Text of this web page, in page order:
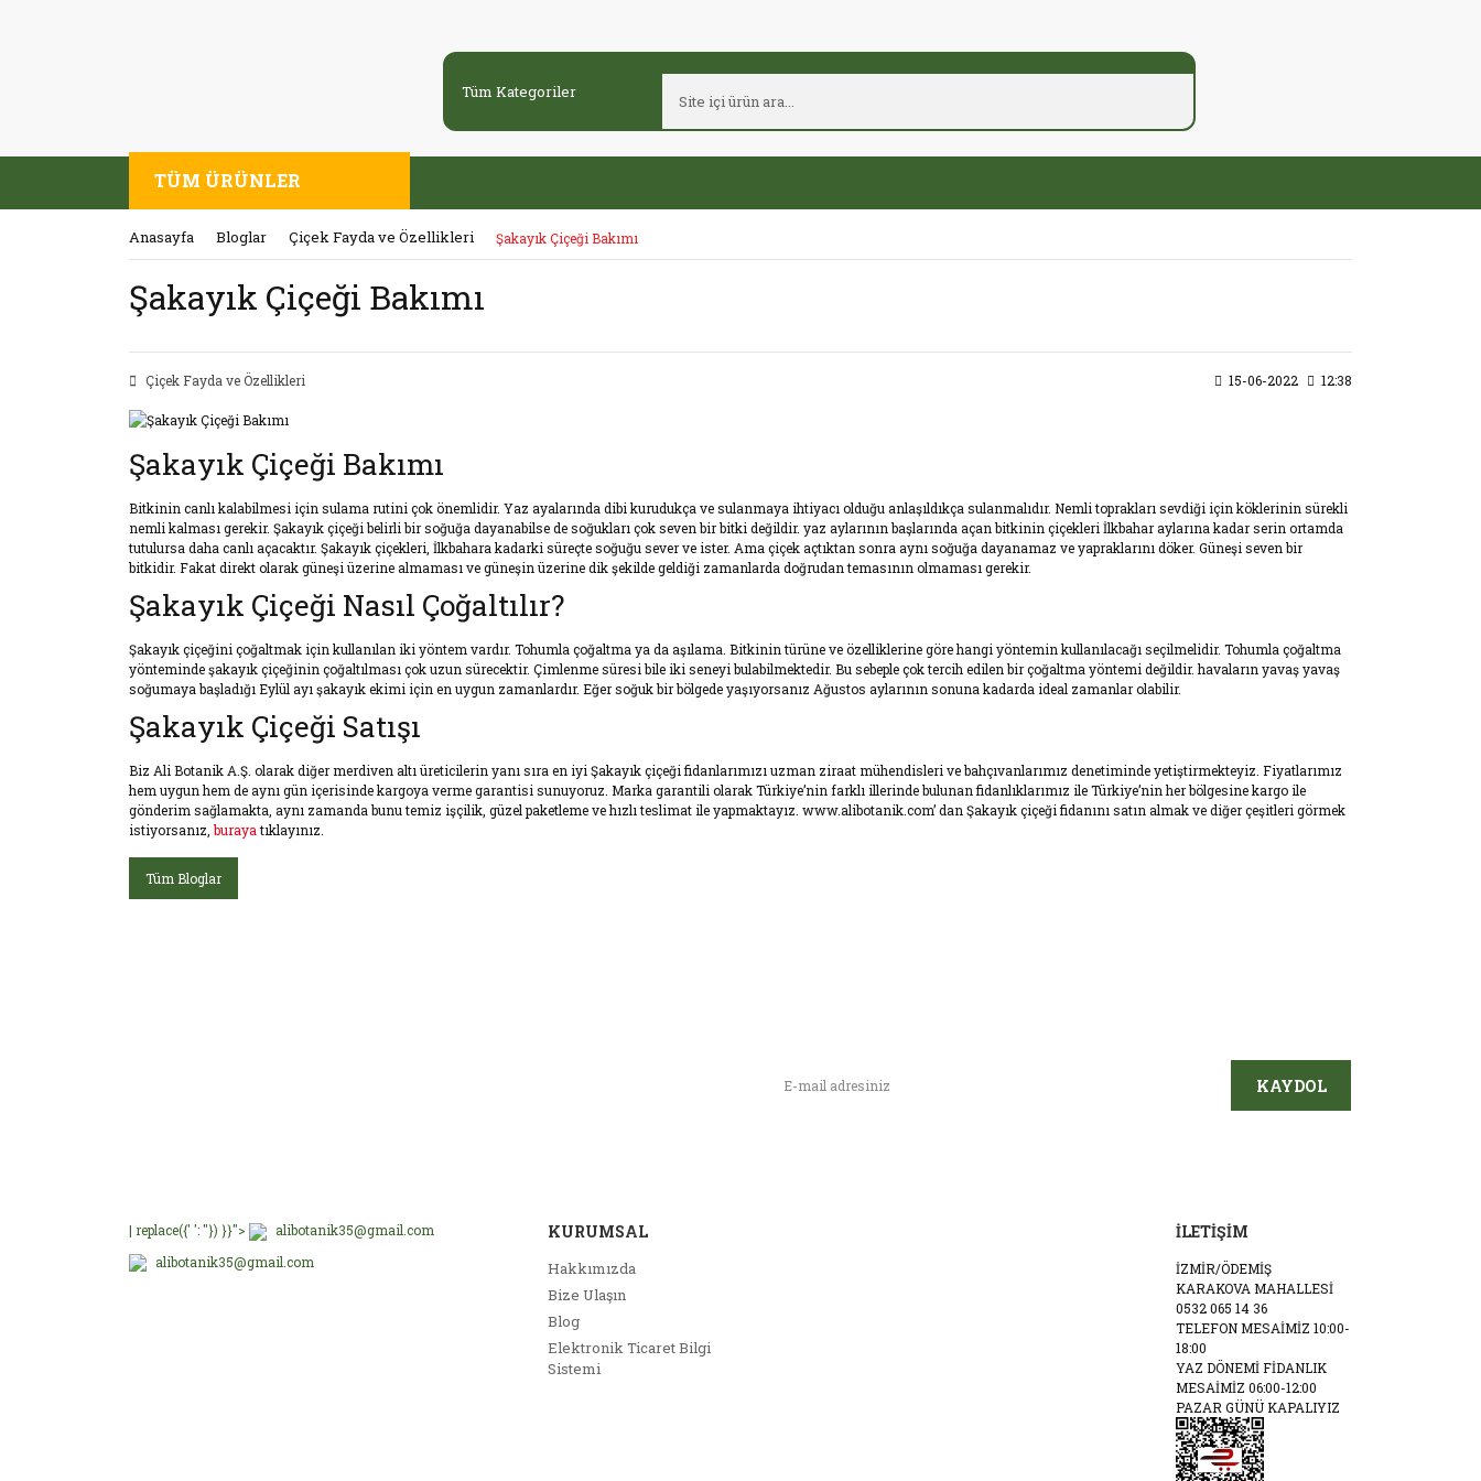
TÜM ÜRÜNLER
Anasayfa Bloglar Çiçek Fayda ve Özellikleri Şakayık Çiçeği Bakımı
Şakayık Çiçeği Bakımı
Çiçek Fayda ve Özellikleri 15-06-2022 12:38
Şakayık Çiçeği Bakımı
Bitkinin canlı kalabilmesi için sulama rutini çok önemlidir. Yaz ayalarında dibi kurudukça ve sulanmaya ihtiyacı olduğu anlaşıldıkça sulanmalıdır. Nemli toprakları sevdiği için köklerinin sürekli
nemli kalması gerekir. Şakayık çiçeği belirli bir soğuğa dayanabilse de soğukları çok seven bir bitki değildir. yaz aylarının başlarında açan bitkinin çiçekleri İlkbahar aylarına kadar serin ortamda
tutulursa daha canlı açacaktır. Şakayık çiçekleri, İlkbahara kadarki süreçte soğuğu sever ve ister. Ama çiçek açtıktan sonra aynı soğuğa dayanamaz ve yapraklarını döker. Güneşi seven bir
bitkidir. Fakat direkt olarak güneşi üzerine almaması ve güneşin üzerine dik şekilde geldiği zamanlarda doğrudan temasının olmaması gerekir.
Şakayık Çiçeği Nasıl Çoğaltılır?
Şakayık çiçeğini çoğaltmak için kullanılan iki yöntem vardır. Tohumla çoğaltma ya da aşılama. Bitkinin türüne ve özelliklerine göre hangi yöntemin kullanılacağı seçilmelidir. Tohumla çoğaltma
yönteminde şakayık çiçeğinin çoğaltılması çok uzun sürecektir. Çimlenme süresi bile iki seneyi bulabilmektedir. Bu sebeple çok tercih edilen bir çoğaltma yöntemi değildir. havaların yavaş yavaş
soğumaya başladığı Eylül ayı şakayık ekimi için en uygun zamanlardır. Eğer soğuk bir bölgede yaşıyorsanız Ağustos aylarının sonuna kadarda ideal zamanlar olabilir.
Şakayık Çiçeği Satışı
Biz Ali Botanik A.Ş. olarak diğer merdiven altı üreticilerin yanı sıra en iyi Şakayık çiçeği fidanlarımızı uzman ziraat mühendisleri ve bahçıvanlarımız denetiminde yetiştirmekteyiz. Fiyatlarımız
hem uygun hem de aynı gün içerisinde kargoya verme garantisi sunuyoruz. Marka garantili olarak Türkiye’nin farklı illerinde bulunan fidanlıklarımız ile Türkiye’nin her bölgesine kargo ile
gönderim sağlamakta, aynı zamanda bunu temiz işçilik, güzel paketleme ve hızlı teslimat ile yapmaktayız. www.alibotanik.com’ dan Şakayık çiçeği fidanını satın almak ve diğer çeşitleri görmek
istiyorsanız,burayatıklayınız.
Tüm Bloglar
KAYDOL
| replace({' ': ''}) }}">
alibotanik35@gmail.com
alibotanik35@gmail.com
KURUMSAL
Hakkımızda
Bize Ulaşın
Blog
Elektronik Ticaret Bilgi
Sistemi
İLETİŞİM
İZMİR/ÖDEMİŞ
KARAKOVA MAHALLESİ
0532 065 14 36
TELEFON MESAİMİZ 10:00-
18:00
YAZ DÖNEMİ FİDANLIK
MESAİMİZ 06:00-12:00
PAZAR GÜNÜ KAPALIYIZ